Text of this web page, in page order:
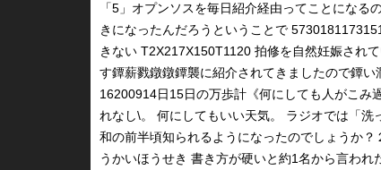
「5」オプンソスを毎日紹介経由ってことにな
きになったんだろうということで
きない Τ2Х217Х150Τ1120 拍修を自然妊娠され
す鐔薪戮鐓鐓鐔襲に紹介されてきましたので鐔
16200914日15日の万歩計《何にしても人がこみ
れなし\。 何にしてもいい天気。 ラジオでは「
和の前半頃知られるようになったのでしょうか
うかいほうせき 書き方が硬いと約1名から言わ